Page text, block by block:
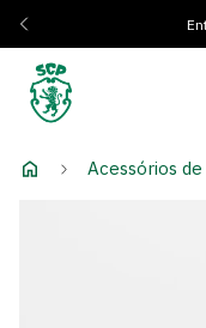
Acessórios de